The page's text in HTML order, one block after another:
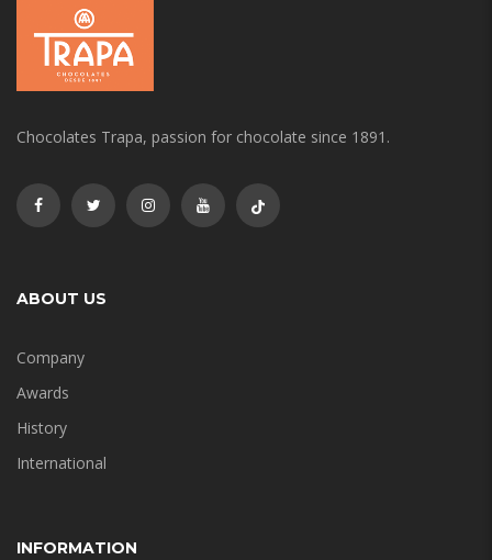
Chocolates Trapa, passion for chocolate since 1891.
ABOUT US
Company
Awards
History
International
INFORMATION